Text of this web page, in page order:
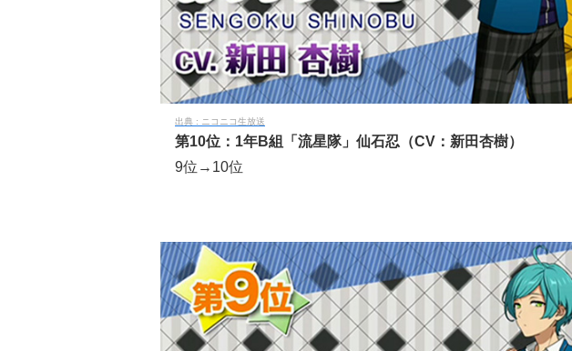
ニコニコ生放送
第10位：1年B組「流星隊」仙石忍（CV：新田杏樹）
9位→10位